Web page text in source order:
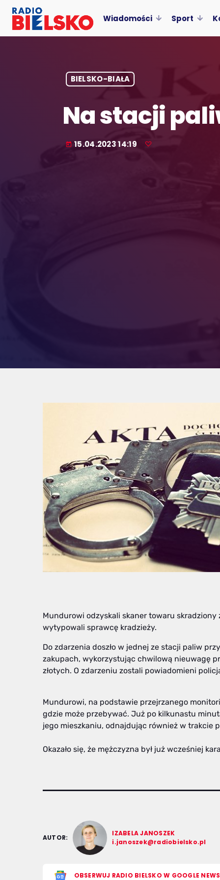
Wiadomości Sport
BIELSKO-BIAŁA
Na stacji
today 15.04.2023 14:19
Mundurowi odzyskali skaner towaru skradziony
wytypowali sprawcę kradzieży.
Do zdarzenia doszło w jednej ze stacji paliw
zakupach, wykorzystując chwilową nieuwagę
złotych. O zdarzeniu zostali powiadomieni
Mundurowi, na podstawie przejrzanego
gdzie może przebywać. Już po kilkunastu
jego mieszkaniu, odnajdując również w trakcie
Okazało się, że mężczyzna był już wcześniej
AUTOR:
IZABELA JANOSZEK
i.janoszek@radiobielsko.pl
OBSERWUJ RADIO BIELSKO W GOOGLE NEWS